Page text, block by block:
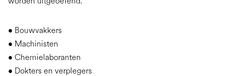
• Bouwvakkers
• Machinisten
• Chemielaboranten
• Dokters en verplegers